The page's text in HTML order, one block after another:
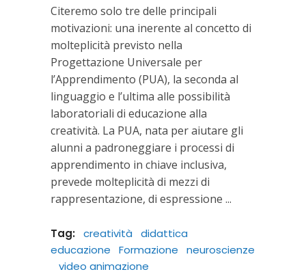
Citeremo solo tre delle principali
motivazioni: una inerente al concetto di
molteplicità previsto nella
Progettazione Universale per
l’Apprendimento (PUA), la seconda al
linguaggio e l’ultima alle possibilità
laboratoriali di educazione alla
creatività. La PUA, nata per aiutare gli
alunni a padroneggiare i processi di
apprendimento in chiave inclusiva,
prevede molteplicità di mezzi di
rappresentazione, di espressione
Tag: creatività
didattica
educazione
Formazione
neuroscienze
video animazione